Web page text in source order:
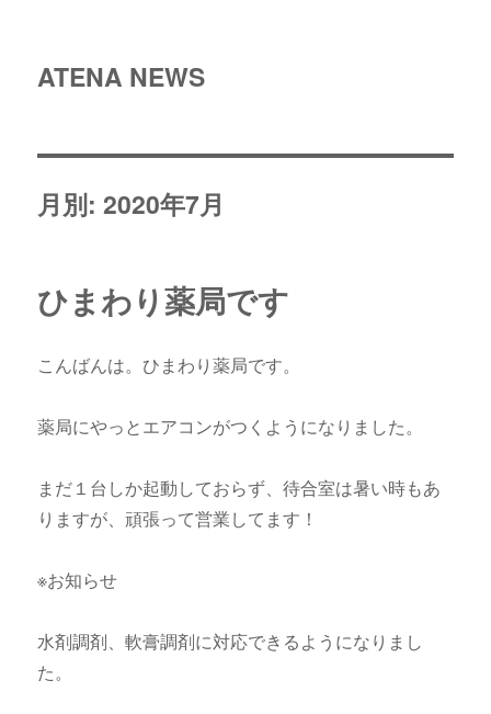
ATENA NEWS
月別: 2020年7月
ひまわり薬局です
こんばんは。ひまわり薬局です。
薬局にやっとエアコンがつくようになりました。
まだ１台しか起動しておらず、待合室は暑い時もあ
りますが、頑張って営業してます！
※お知らせ
水剤調剤、軟膏調剤に対応できるようになりまし
た。